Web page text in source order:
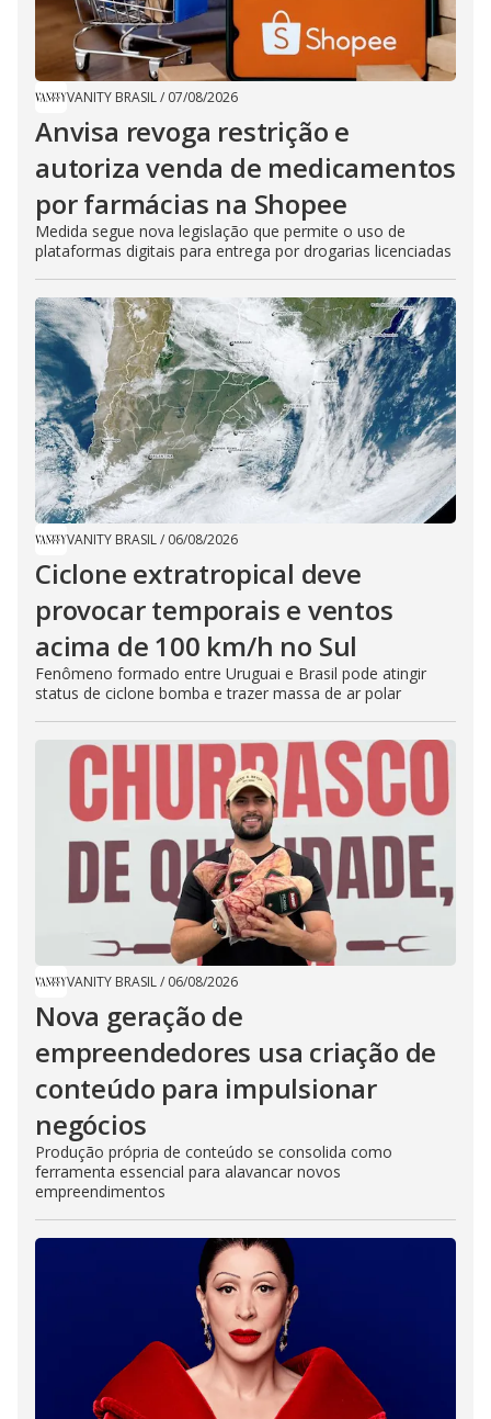
VANITY BRASIL/ 07/08/2026
Anvisa revoga restrição e
autoriza venda de medicamentos
por farmácias na Shopee
Medida segue nova legislação que permite o uso de
plataformas digitais para entrega por drogarias licenciadas
VANITY BRASIL/ 06/08/2026
Ciclone extratropical deve
provocar temporais e ventos
acima de 100 km/h no Sul
Fenômeno formado entre Uruguai e Brasil pode atingir
status de ciclone bomba e trazer massa de ar polar
VANITY BRASIL/ 06/08/2026
Nova geração de
empreendedores usa criação de
conteúdo para impulsionar
negócios
Produção própria de conteúdo se consolida como
ferramenta essencial para alavancar novos
empreendimentos